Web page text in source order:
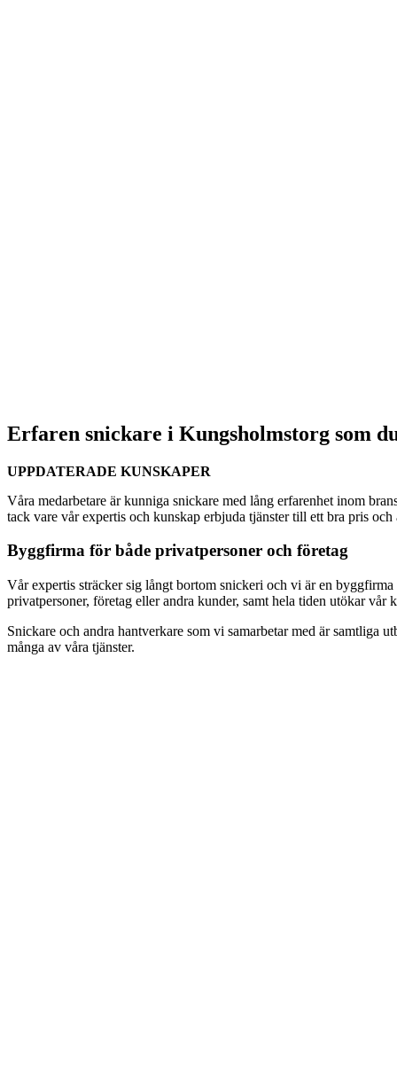
Erfaren snickare i Kungsholmstorg som
UPPDATERADE KUNSKAPER
Våra medarbetare är kunniga snickare med lång erfarenhet inom
tack vare vår expertis och kunskap erbjuda tjänster till ett bra pris
Byggfirma för både privatpersoner och företag
Vår expertis sträcker sig långt bortom snickeri och vi är en
privatpersoner, företag eller andra kunder, samt hela tiden utökar vår
Snickare och andra hantverkare som vi samarbetar med är samtliga
många av våra tjänster.